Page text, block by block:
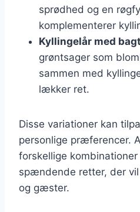
sprødhed og en
komplementerer
Kyllingelår med
grøntsager som
sammen med
lækker ret.
Disse variationer kan
personlige præferencer.
forskellige
spændende retter, der
og gæster.